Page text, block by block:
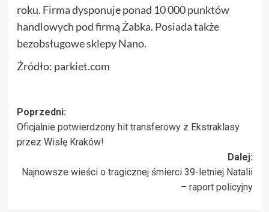
roku. Firma dysponuje ponad 10 000 punktów
handlowych pod firmą Żabka. Posiada także
bezobsługowe sklepy Nano.
Źródło: parkiet.com
Zobacz
wpisy
Poprzedni:
Oficjalnie potwierdzony hit transferowy z Ekstraklasy
przez Wisłę Kraków!
Dalej:
Najnowsze wieści o tragicznej śmierci 39-letniej Natalii
– raport policyjny